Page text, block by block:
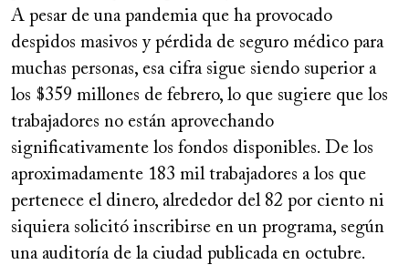
A pesar de una pandemia que ha provocado
despidos masivos y pérdida de seguro médico para
muchas personas, esa cifra sigue siendo superior a
los $359 millones de febrero, lo que sugiere que los
trabajadores no están aprovechando
significativamente los fondos disponibles. De los
aproximadamente 183 mil trabajadores a los que
pertenece el dinero, alrededor del 82 por ciento ni
siquiera solicitó inscribirse en un programa, según
una auditoría de la ciudad publicada en octubre.